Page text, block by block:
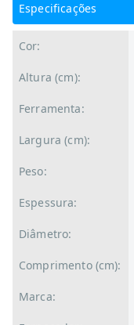
Especificações
Cor:
Altura (cm):
Ferramenta:
Largura (cm):
Peso:
Espessura:
Diâmetro:
Comprimento (cm):
Marca: